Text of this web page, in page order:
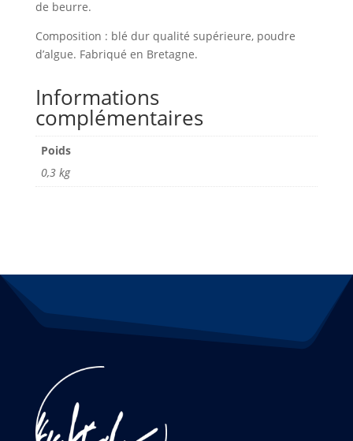
de beurre.
Composition : blé dur qualité supérieure, poudre
d’algue. Fabriqué en Bretagne.
Informations
complémentaires
Poids
0,3 kg